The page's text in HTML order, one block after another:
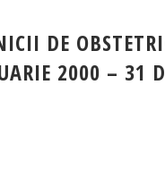
DE
2000 – 31